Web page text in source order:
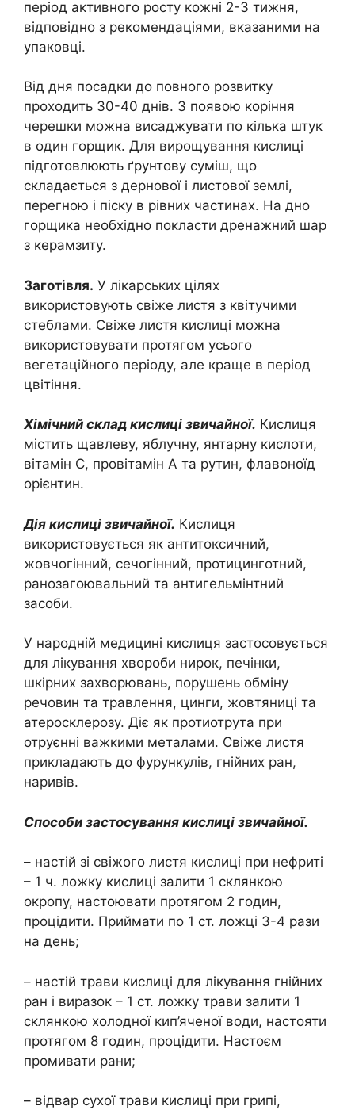
період активного росту кожні 2-3 тижня,
відповідно з рекомендаціями, вказаними на
упаковці.
Від дня посадки до повного розвитку
проходить 30-40 днів. З появою коріння
черешки можна висаджувати по кілька штук
в один горщик. Для вирощування кислиці
підготовлюють ґрунтову суміш, що
складається з дернової і листової землі,
перегною і піску в рівних частинах. На дно
горщика необхідно покласти дренажний шар
з керамзиту.
Заготівля. У лікарських цілях
використовують свіже листя з квітучими
стеблами. Свіже листя кислиці можна
використовувати протягом усього
вегетаційного періоду, але краще в період
цвітіння.
Хімічний склад кислиці звичайної. Кислиця
містить щавлеву, яблучну, янтарну кислоти,
вітамін С, провітамін А та рутин, флавоноїд
орієнтин.
Дія кислиці звичайної. Кислиця
використовується як антитоксичний,
жовчогінний, сечогінний, протицинготний,
ранозагоювальний та антигельмінтний
засоби.
У народній медицині кислиця застосовується
для лікування хвороби нирок, печінки,
шкірних захворювань, порушень обміну
речовин та травлення, цинги, жовтяниці та
атеросклерозу. Діє як протиотрута при
отруєнні важкими металами. Свіже листя
прикладають до фурункулів, гнійних ран,
наривів.
Способи застосування кислиці звичайної.
– настій зі свіжого листя кислиці при нефриті
– 1 ч. ложку кислиці залити 1 склянкою
окропу, настоювати протягом 2 годин,
процідити. Приймати по 1 ст. ложці 3-4 рази
на день;
– настій трави кислиці для лікування гнійних
ран і виразок – 1 ст. ложку трави залити 1
склянкою холодної кип’яченої води, настояти
протягом 8 годин, процідити. Настоєм
промивати рани;
– відвар сухої трави кислиці при грипі,